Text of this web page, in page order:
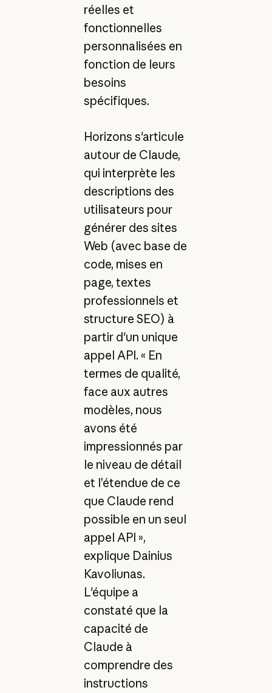
réelles et
fonctionnelles
personnalisées en
fonction de leurs
besoins
spécifiques.
Horizons s'articule
autour de Claude,
qui interprète les
descriptions des
utilisateurs pour
générer des sites
Web (avec base de
code, mises en
page, textes
professionnels et
structure SEO) à
partir d'un unique
appel API. « En
termes de qualité,
face aux autres
modèles, nous
avons été
impressionnés par
le niveau de détail
et l’étendue de ce
que Claude rend
possible en un seul
appel API »,
explique Dainius
Kavoliunas.
L'équipe a
constaté que la
capacité de
Claude à
comprendre des
instructions